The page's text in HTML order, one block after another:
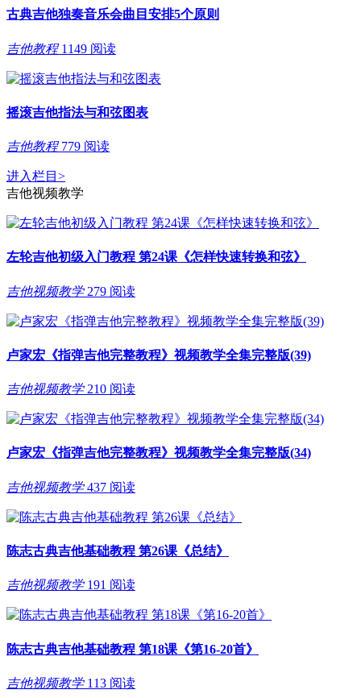
古典吉他独奏音乐会曲目安排5个原则
吉他教程 1149 阅读
摇滚吉他指法与和弦图表
吉他教程 779 阅读
进入栏目 >
吉他视频教学
左轮吉他初级入门教程 第24课《怎样快速转换和弦》
吉他视频教学 279 阅读
卢家宏《指弹吉他完整教程》视频教学全集完整版(39)
吉他视频教学 210 阅读
卢家宏《指弹吉他完整教程》视频教学全集完整版(34)
吉他视频教学 437 阅读
陈志古典吉他基础教程 第26课《总结》
吉他视频教学 191 阅读
陈志古典吉他基础教程 第18课《第16-20首》
吉他视频教学 113 阅读